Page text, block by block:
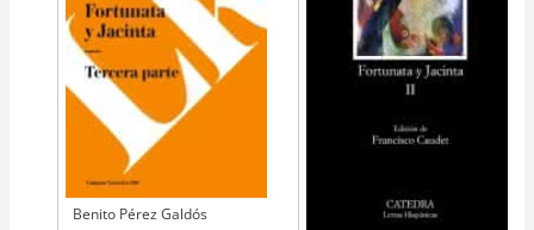
Autor
Benito Pérez Galdós